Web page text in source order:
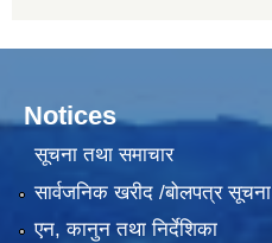
Notices
सूचना तथा समाचार
सार्वजनिक खरीद /बोलपत्र सूचना
एन, कानुन तथा निर्देशिका